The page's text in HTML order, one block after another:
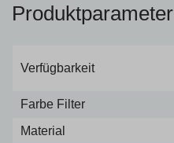
Produktparameter
Verfügbarkeit
Farbe Filter
Material